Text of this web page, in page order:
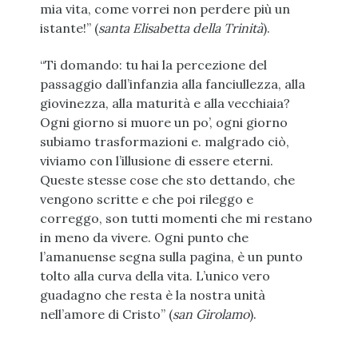
mia vita, come vorrei non perdere più un
istante!” (santaElisabetta della Trinità).
“Ti domando: tu hai la percezione del
passaggio dall’infanzia alla fanciullezza, alla
giovinezza, alla maturità e alla vecchiaia?
Ogni giorno si muore un po’, ogni giorno
subiamo trasformazioni e. malgrado ciò,
viviamo con l’illusione di essere eterni.
Queste stesse cose che sto dettando, che
vengono scritte e che poi rileggo e
correggo, son tutti momenti che mi restano
in meno da vivere. Ogni punto che
l’amanuense segna sulla pagina, è un punto
tolto alla curva della vita. L’unico vero
guadagno che resta è la nostra unità
nell’amore di Cristo” (san Girolamo).